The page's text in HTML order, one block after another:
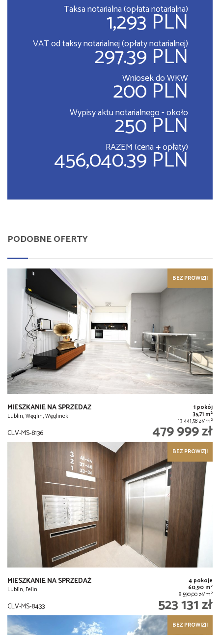
Taksa notarialna (opłata notarialna)
1,293 PLN
VAT od taksy notarialnej (opłaty notarialnej)
297.39 PLN
Wniosek do WKW
200 PLN
Wypisy aktu notarialnego - około
250 PLN
RAZEM (cena + opłaty)
456,040.39 PLN
PODOBNE OFERTY
BEZ PROWIZJI
MIESZKANIE NA SPRZEDAŻ
Lublin, Węglin, Węglinek
1 pokój
35,71 m2
13 441,58 zł/m2
CLV-MS-8136 479 999 zł
BEZ PROWIZJI
MIESZKANIE NA SPRZEDAŻ
Lublin, Felin
4 pokoje
60,90 m2
8 590,00 zł/m2
CLV-MS-8433 523 131 zł
BEZ PROWIZJI